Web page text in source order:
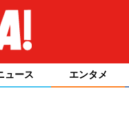
ュース エンタメ